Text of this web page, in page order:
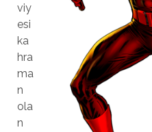
viy
esi
ka
hra
ma
n
ola
n